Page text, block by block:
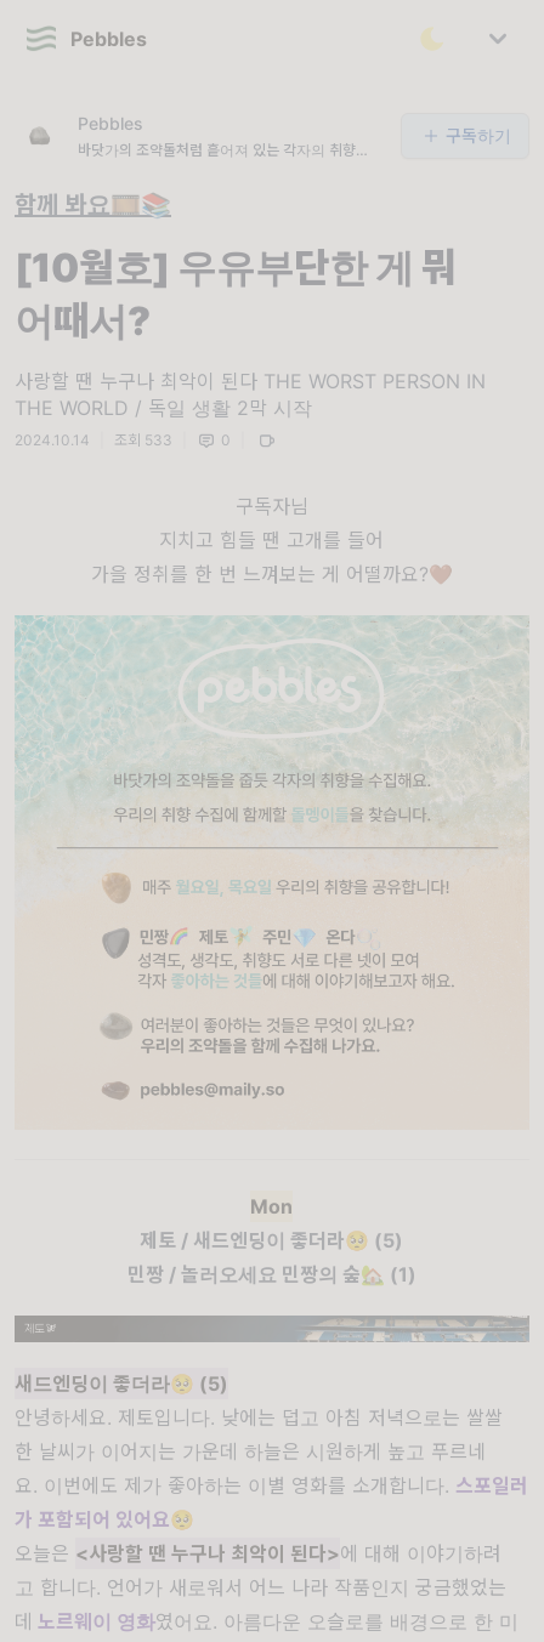
Pebbles
Pebbles
바닷가의 조약돌처럼 흩어져 있는 각자의 취향을 수
구독하기
함께 봐요🎞📚
[10월호] 우유부단한 게 뭐
어때서?
사랑할 땐 누구나 최악이 된다 THE WORST PERSON IN
THE WORLD / 독일 생활 2막 시작
2024.10.14 조회 533 0
구독자님
지치고 힘들 땐 고개를 들어
가을 정취를 한 번 느껴보는 게 어떨까요?🤎
Mon
제토 / 새드엔딩이 좋더라🥺 (5)
민짱 / 놀러오세요 민짱의 숲🏡 (1)
새드엔딩이 좋더라🥺 (5)
안녕하세요. 제토입니다. 낮에는 덥고 아침 저녁으로는 쌀쌀
한 날씨가 이어지는 가운데 하늘은 시원하게 높고 푸르네
요. 이번에도 제가 좋아하는 이별 영화를 소개합니다. 스포일러
가 포함되어 있어요🥺
오늘은 <사랑할 땐 누구나 최악이 된다>에 대해 이야기하려
고 합니다. 언어가 새로워서 어느 나라 작품인지 궁금했었는
데 노르웨이 영화였어요. 아름다운 오슬로를 배경으로 한 미